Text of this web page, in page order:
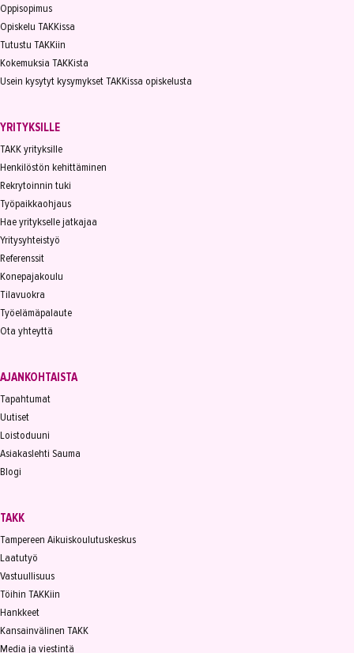
Oppisopimus
Opiskelu TAKKissa
Tutustu TAKKiin
Kokemuksia TAKKista
Usein kysytyt kysymykset TAKKissa opiskelusta
YRITYKSILLE
TAKK yrityksille
Henkilöstön kehittäminen
Rekrytoinnin tuki
Työpaikkaohjaus
Hae yritykselle jatkajaa
Yritysyhteistyö
Referenssit
Konepajakoulu
Tilavuokra
Työelämäpalaute
Ota yhteyttä
AJANKOHTAISTA
Tapahtumat
Uutiset
Loistoduuni
Asiakaslehti Sauma
Blogi
TAKK
Tampereen Aikuiskoulutuskeskus
Laatutyö
Vastuullisuus
Töihin TAKKiin
Hankkeet
Kansainvälinen TAKK
Media ja viestintä